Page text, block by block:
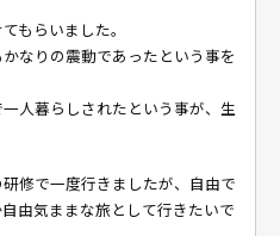
もらいました。
なりの震動であったという事を
人暮らしされたという事が、生
修で一度行きましたが、自由で
由気ままな旅として行きたいで